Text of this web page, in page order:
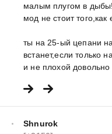
малым плугом в
мод не стоит
ты на 25-ый цепани
встанет,если только
и не плохой довольно
Shnurok